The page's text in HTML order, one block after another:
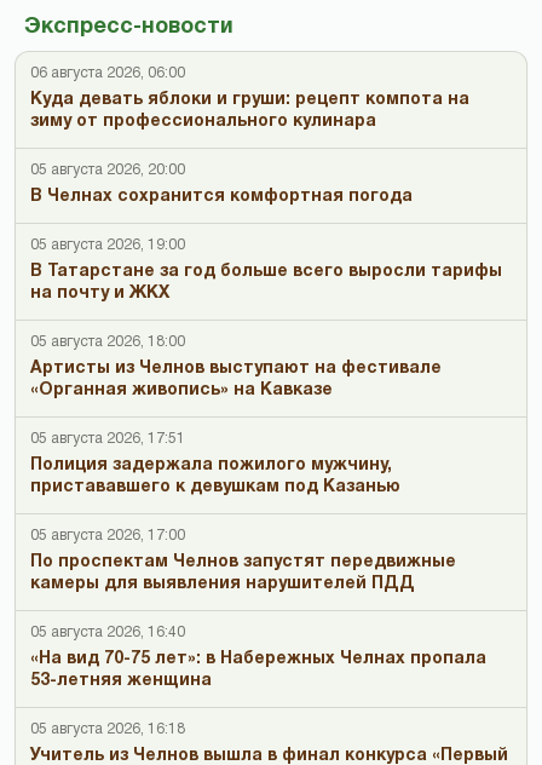
Экспресс-новости
06 августа 2026, 06:00
Куда девать яблоки и груши: рецепт компота на
зиму от профессионального кулинара
05 августа 2026, 20:00
В Челнах сохранится комфортная погода
05 августа 2026, 19:00
В Татарстане за год больше всего выросли тарифы
на почту и ЖКХ
05 августа 2026, 18:00
Артисты из Челнов выступают на фестивале
«Органная живопись» на Кавказе
05 августа 2026, 17:51
Полиция задержала пожилого мужчину,
пристававшего к девушкам под Казанью
05 августа 2026, 17:00
По проспектам Челнов запустят передвижные
камеры для выявления нарушителей ПДД
05 августа 2026, 16:40
«На вид 70-75 лет»: в Набережных Челнах пропала
53-летняя женщина
05 августа 2026, 16:18
Учитель из Челнов вышла в финал конкурса «Первый